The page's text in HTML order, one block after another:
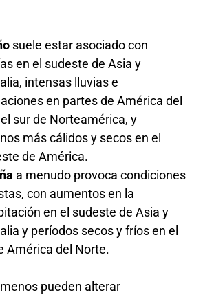
suele estar asociado con
en el sudeste de Asia y
intensas lluvias e
en partes de América del
sur de Norteamérica, y
más cálidos y secos en el
de América.
a menudo provoca condiciones
con aumentos en la
en el sudeste de Asia y
y períodos secos y fríos en el
América del Norte.
pueden alterar